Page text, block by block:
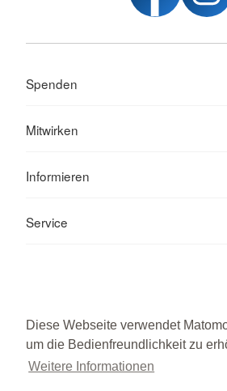
Diese Webseite verwendet
um die Bedienfreundlichkeit zu
Weitere Informationen
Spenden
Mitwirken
Informieren
Service